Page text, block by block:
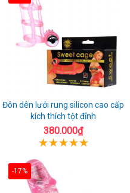
Đôn dên lưới rung silicon cao cấp
kích thích tột đỉnh
380.000₫
-17%